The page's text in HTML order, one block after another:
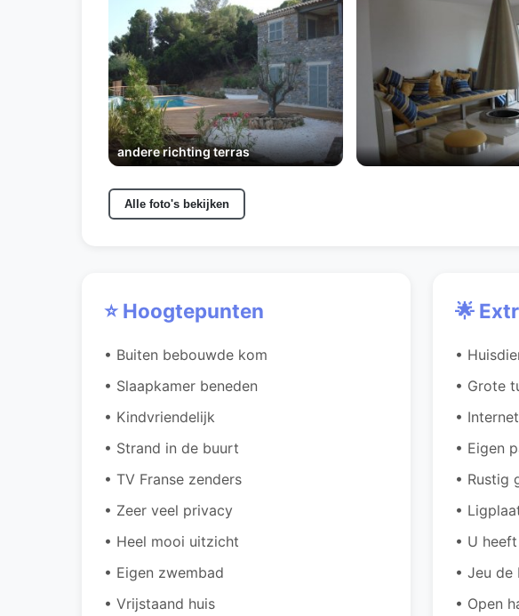
andere richting terras
Alle foto's bekijken
⭐ Hoogtepunten
• Buiten bebouwde kom
• Slaapkamer beneden
• Kindvriendelijk
• Strand in de buurt
• TV Franse zenders
• Zeer veel privacy
• Heel mooi uitzicht
• Eigen zwembad
• Vrijstaand huis
🌟
•
• Grote
•
• Eigen
• Rustig
•
• U
• Jeu de
• Open